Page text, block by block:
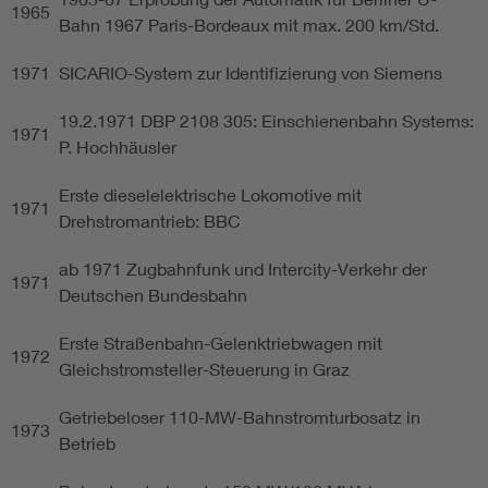
1965
Bahn 1967 Paris-Bordeaux mit max. 200 km/Std.
1971 SICARIO-System zur Identifizierung von Siemens
1971
19.2.1971 DBP 2108 305: Einschienenbahn Systems:
P. Hochhäusler
1971
Erste dieselelektrische Lokomotive mit
Drehstromantrieb: BBC
1971
ab 1971 Zugbahnfunk und Intercity-Verkehr der
Deutschen Bundesbahn
1972
Erste Straßenbahn-Gelenktriebwagen mit
Gleichstromsteller-Steuerung in Graz
1973
Getriebeloser 110-MW-Bahnstromturbosatz in
Betrieb